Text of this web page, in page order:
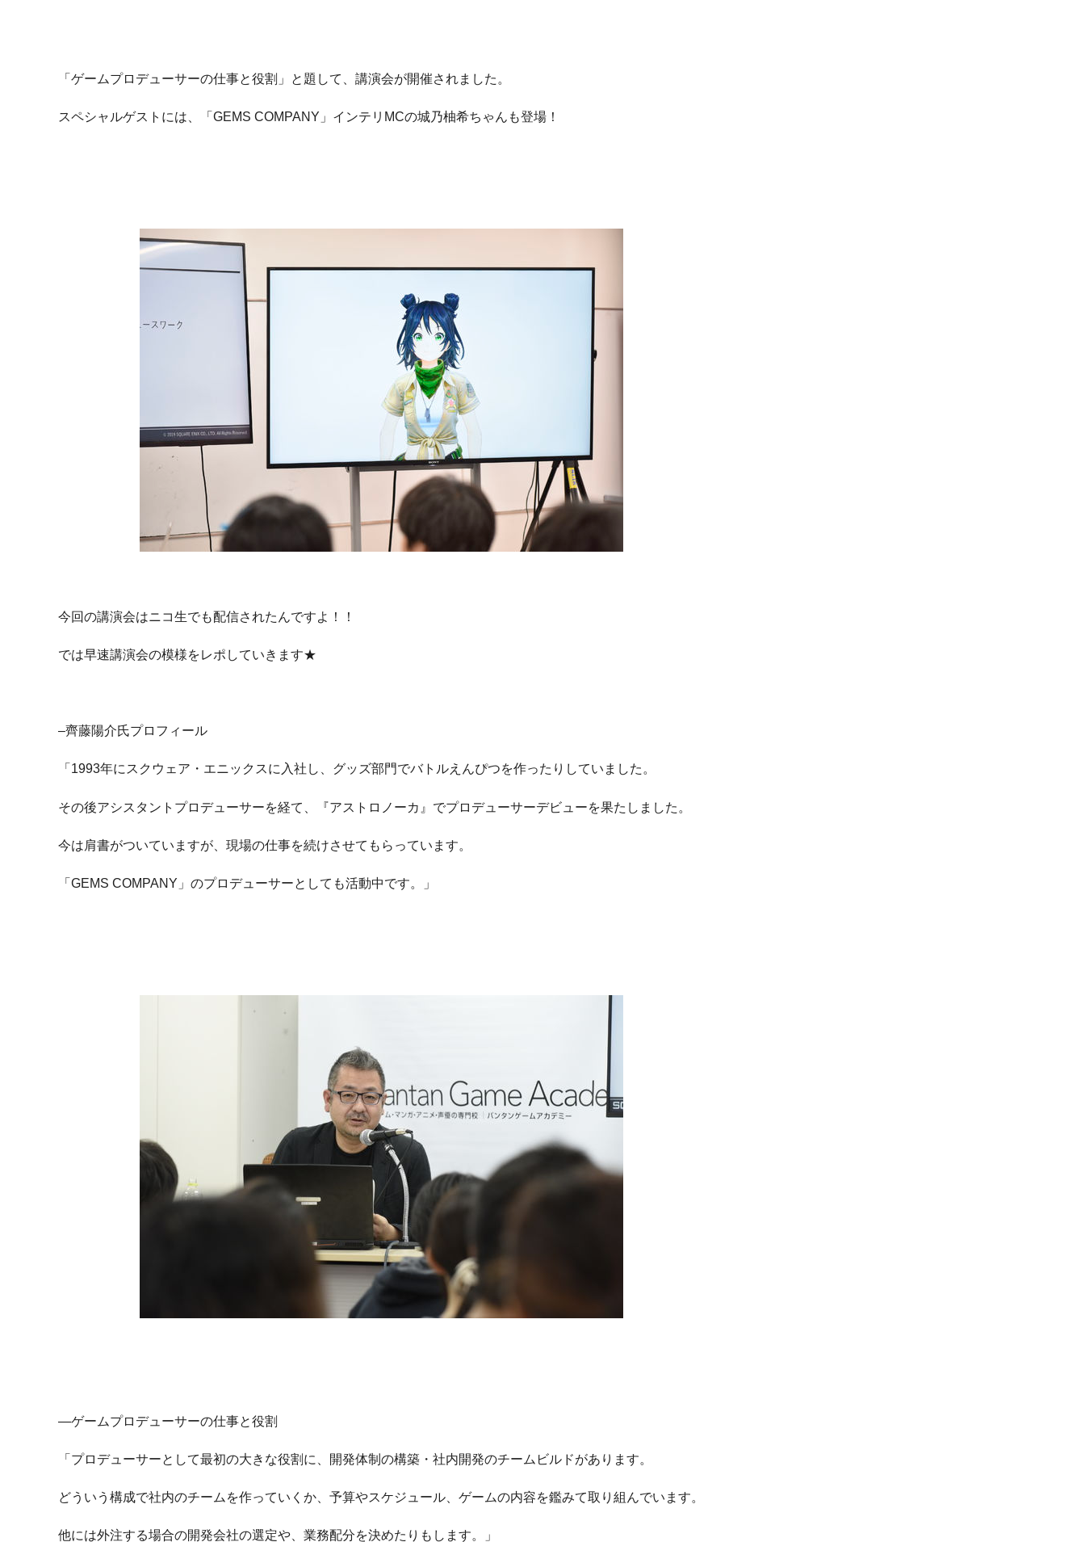
「ゲームプロデューサーの仕事と役割」と題して、講演会が開催されました。
スペシャルゲストには、「GEMS COMPANY」インテリMCの城乃柚希ちゃんも登場！
今回の講演会はニコ生でも配信されたんですよ！！
では早速講演会の模様をレポしていきます★
–齊藤陽介氏プロフィール
「1993年にスクウェア・エニックスに入社し、グッズ部門でバトルえんぴつを作ったりしていました。
その後アシスタントプロデューサーを経て、『アストロノーカ』でプロデューサーデビューを果たしました。
今は肩書がついていますが、現場の仕事を続けさせてもらっています。
「GEMS COMPANY」のプロデューサーとしても活動中です。」
—ゲームプロデューサーの仕事と役割
「プロデューサーとして最初の大きな役割に、開発体制の構築・社内開発のチームビルドがあります。
どういう構成で社内のチームを作っていくか、予算やスケジュール、ゲームの内容を鑑みて取り組んでいます。
他には外注する場合の開発会社の選定や、業務配分を決めたりもします。」